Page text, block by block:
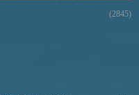
(2845)